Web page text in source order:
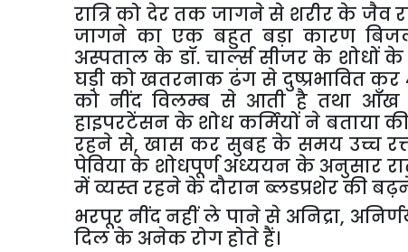
रात्रि को देर तक जागने से शरीर के जैव
जागने का एक बहुत बड़ा कारण
अस्पताल के डॉ. चार्ल्स सीजर के शोधों
घड़ी को खतरनाक ढंग से दुष्प्रभावित
को नींद विलम्ब से आती है तथा
हाइपरटेंसन के शोध कर्मियों ने बताया
रहने से,खास कर सुबह के समय उच्च
पेविया के शोधपूर्ण अध्ययन के अनुसार
में व्यस्त रहने के दौरान ब्लडप्रशेर की
भरपूर नींद नहीं ले पाने से अनिद्रा,
दिल के अनेक रोग होते हैं।